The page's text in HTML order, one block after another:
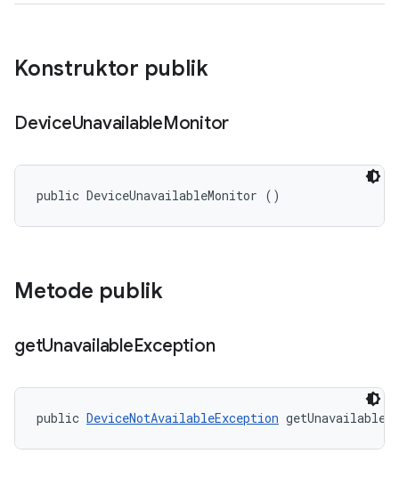
Konstruktor publik
DeviceUnavailableMonitor
public DeviceUnavailableMonitor ()
Metode publik
getUnavailableException
public DeviceNotAvailableException